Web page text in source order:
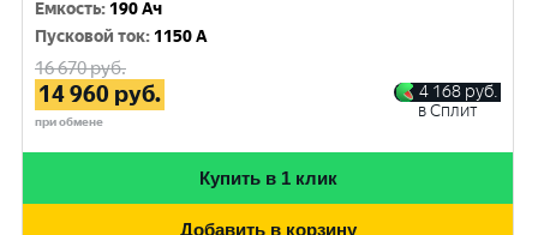
Емкость: 190 Ач
Пусковой ток: 1150 A
16 670руб.
14 960 руб.
при обмене
4 168 руб.
в Сплит
Купить в 1 клик
Добавить в корзину